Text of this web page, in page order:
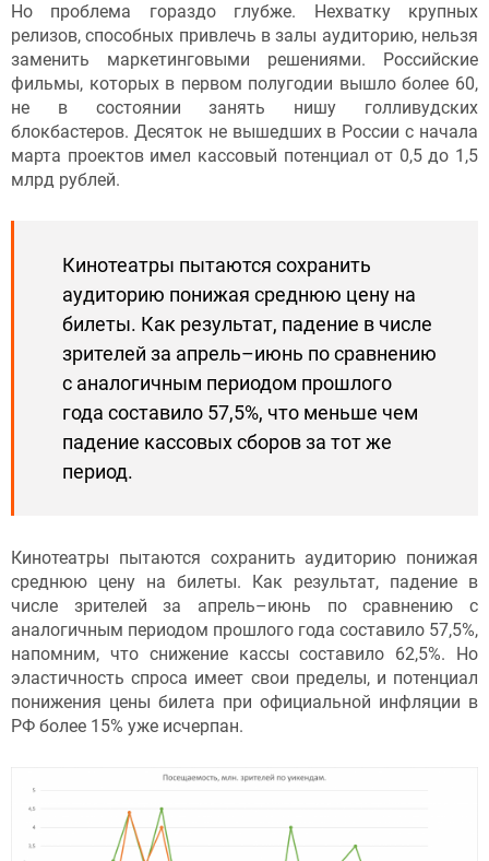
Но проблема гораздо глубже. Нехватку крупных
релизов, способных привлечь в залы аудиторию, нельзя
заменить маркетинговыми решениями. Российские
фильмы, которых в первом полугодии вышло более 60,
не в состоянии занять нишу голливудских
блокбастеров. Десяток не вышедших в России с начала
марта проектов имел кассовый потенциал от 0,5 до 1,5
млрд рублей.
Кинотеатры пытаются сохранить
аудиторию понижая среднюю цену на
билеты. Как результат, падение в числе
зрителей за апрель–июнь по сравнению
с аналогичным периодом прошлого
года составило 57,5%, что меньше чем
падение кассовых сборов за тот же
период.
Кинотеатры пытаются сохранить аудиторию понижая
среднюю цену на билеты. Как результат, падение в
числе зрителей за апрель–июнь по сравнению с
аналогичным периодом прошлого года составило 57,5%,
напомним, что снижение кассы составило 62,5%. Но
эластичность спроса имеет свои пределы, и потенциал
понижения цены билета при официальной инфляции в
РФ более 15% уже исчерпан.